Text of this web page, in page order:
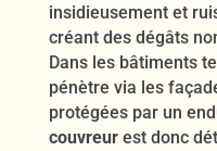
insidieusement et
créant des dégâts
Dans les bâtiments
pénètre via les
protégées par un
couvreurest donc